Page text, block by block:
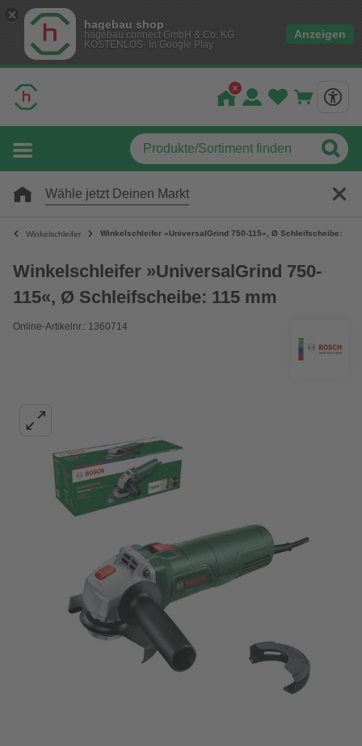
hagebau shop
hagebau connect GmbH & Co. KG
KOSTENLOS- In Google Play
Anzeigen
Wähle jetzt Deinen Markt
Winkelschleifer Winkelschleifer »UniversalGrind 750-115«, Ø Schleifscheibe: 115
Winkelschleifer »UniversalGrind 750-
115«, Ø Schleifscheibe: 115 mm
Online-Artikelnr.: 1360714